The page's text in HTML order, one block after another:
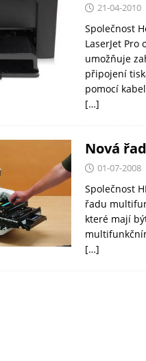
21-04-2010
Společnost
LaserJet
umožňuje
připojení
pomocí
[…]
Nová
01-07-2008
Společnost
řadu
které mají
[…]